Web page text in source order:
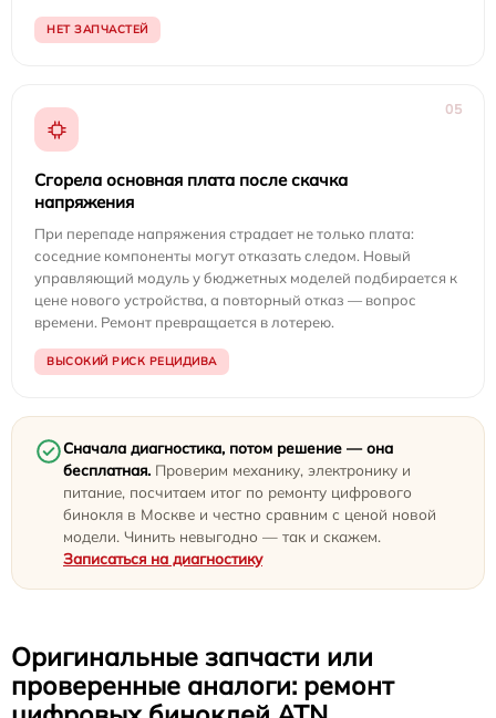
НЕТ ЗАПЧАСТЕЙ
05
Сгорела основная плата после скачка
напряжения
При перепаде напряжения страдает не только плата:
соседние компоненты могут отказать следом. Новый
управляющий модуль у бюджетных моделей подбирается к
цене нового устройства, а повторный отказ — вопрос
времени. Ремонт превращается в лотерею.
ВЫСОКИЙ РИСК РЕЦИДИВА
Сначала диагностика, потом решение — она
бесплатная. Проверим механику, электронику и
питание, посчитаем итог по ремонту цифрового
бинокля в Москве и честно сравним с ценой новой
модели. Чинить невыгодно — так и скажем.
Записаться на диагностику
Оригинальные запчасти или
проверенные аналоги: ремонт